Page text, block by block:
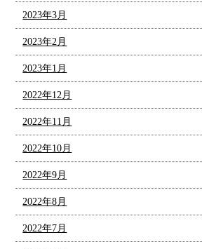
2023年3月
2023年2月
2023年1月
2022年12月
2022年11月
2022年10月
2022年9月
2022年8月
2022年7月